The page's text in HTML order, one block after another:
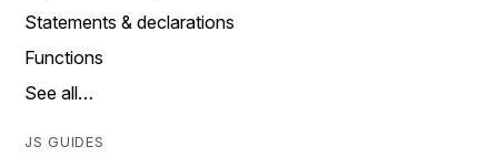
Statements & declarations
Functions
See all…
JS GUIDES